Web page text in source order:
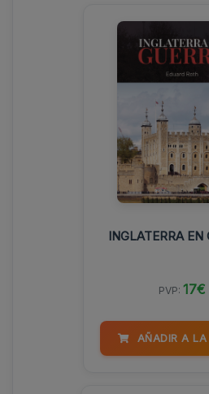
INGLATERRA EN
PVP: 17€
AÑADIR A